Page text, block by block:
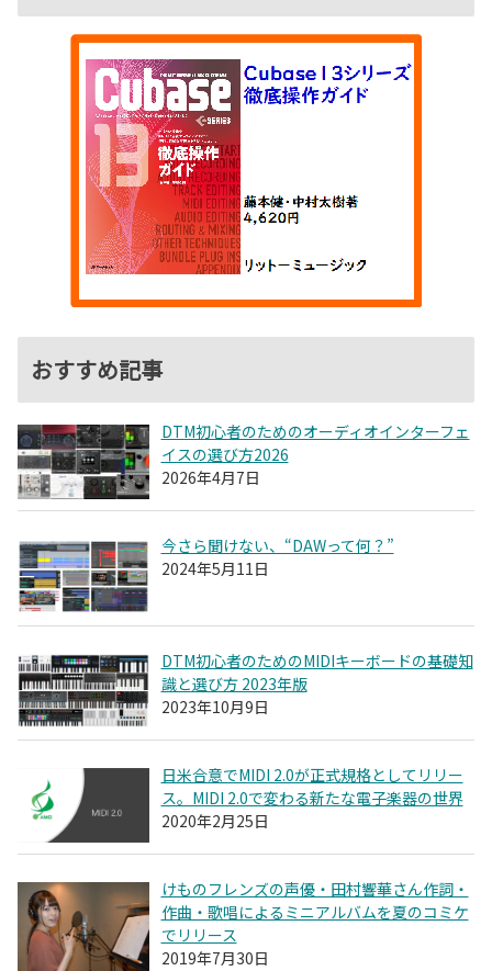
おすすめ記事
DTM初心者のためのオーディオインターフェ
イスの選び方2026
2026年4月7日
今さら聞けない、“DAWって何？”
2024年5月11日
DTM初心者のためのMIDIキーボードの基礎知
識と選び方 2023年版
2023年10月9日
日米合意でMIDI 2.0が正式規格としてリリー
ス。MIDI 2.0で変わる新たな電子楽器の世界
2020年2月25日
けものフレンズの声優・田村響華さん作詞・
作曲・歌唱によるミニアルバムを夏のコミケ
でリリース
2019年7月30日